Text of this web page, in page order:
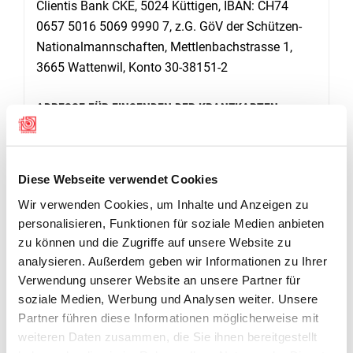
Diese Webseite verwendet Cookies
Wir verwenden Cookies, um Inhalte und Anzeigen zu
personalisieren, Funktionen für soziale Medien anbieten
zu können und die Zugriffe auf unsere Website zu
analysieren. Außerdem geben wir Informationen zu Ihrer
Verwendung unserer Website an unsere Partner für
soziale Medien, Werbung und Analysen weiter. Unsere
Partner führen diese Informationen möglicherweise mit
weiteren Daten zusammen, die Sie ihnen bereitgestellt
Clientis Bank CKE, 5024 Küttigen, IBAN: CH74
0657 5016 5069 9990 7, z.G. GöV der Schützen-
Nationalmannschaften, Mettlenbachstrasse 1,
3665 Wattenwil, Konto 30-38151-2
ADRESSE FÜR EINSENDEN DER KRANZKARTEN:
Nationalmannschaften, Mettlenbachstrasse 1,
WEITERE INFORMATIONEN
Gönnervereinigung der Schützen-Nationalmannschaften